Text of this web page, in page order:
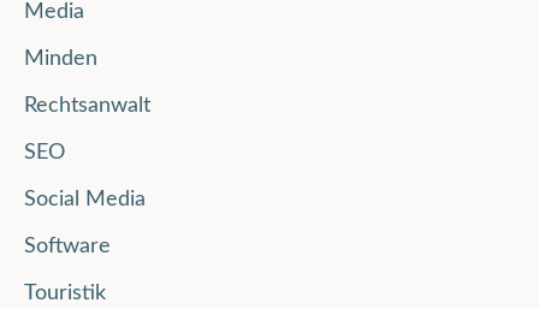
Media
Minden
Rechtsanwalt
SEO
Social Media
Software
Touristik